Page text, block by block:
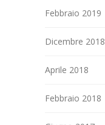
Febbraio 2019
Dicembre 2018
Aprile 2018
Febbraio 2018